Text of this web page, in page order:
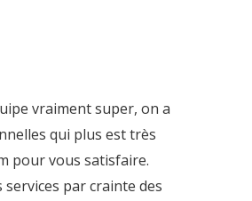
vraiment super, on a
qui plus est très
pour vous satisfaire.
par crainte des